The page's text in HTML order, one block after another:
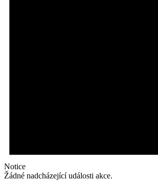
Notice
Žádné nadcházející události akce.